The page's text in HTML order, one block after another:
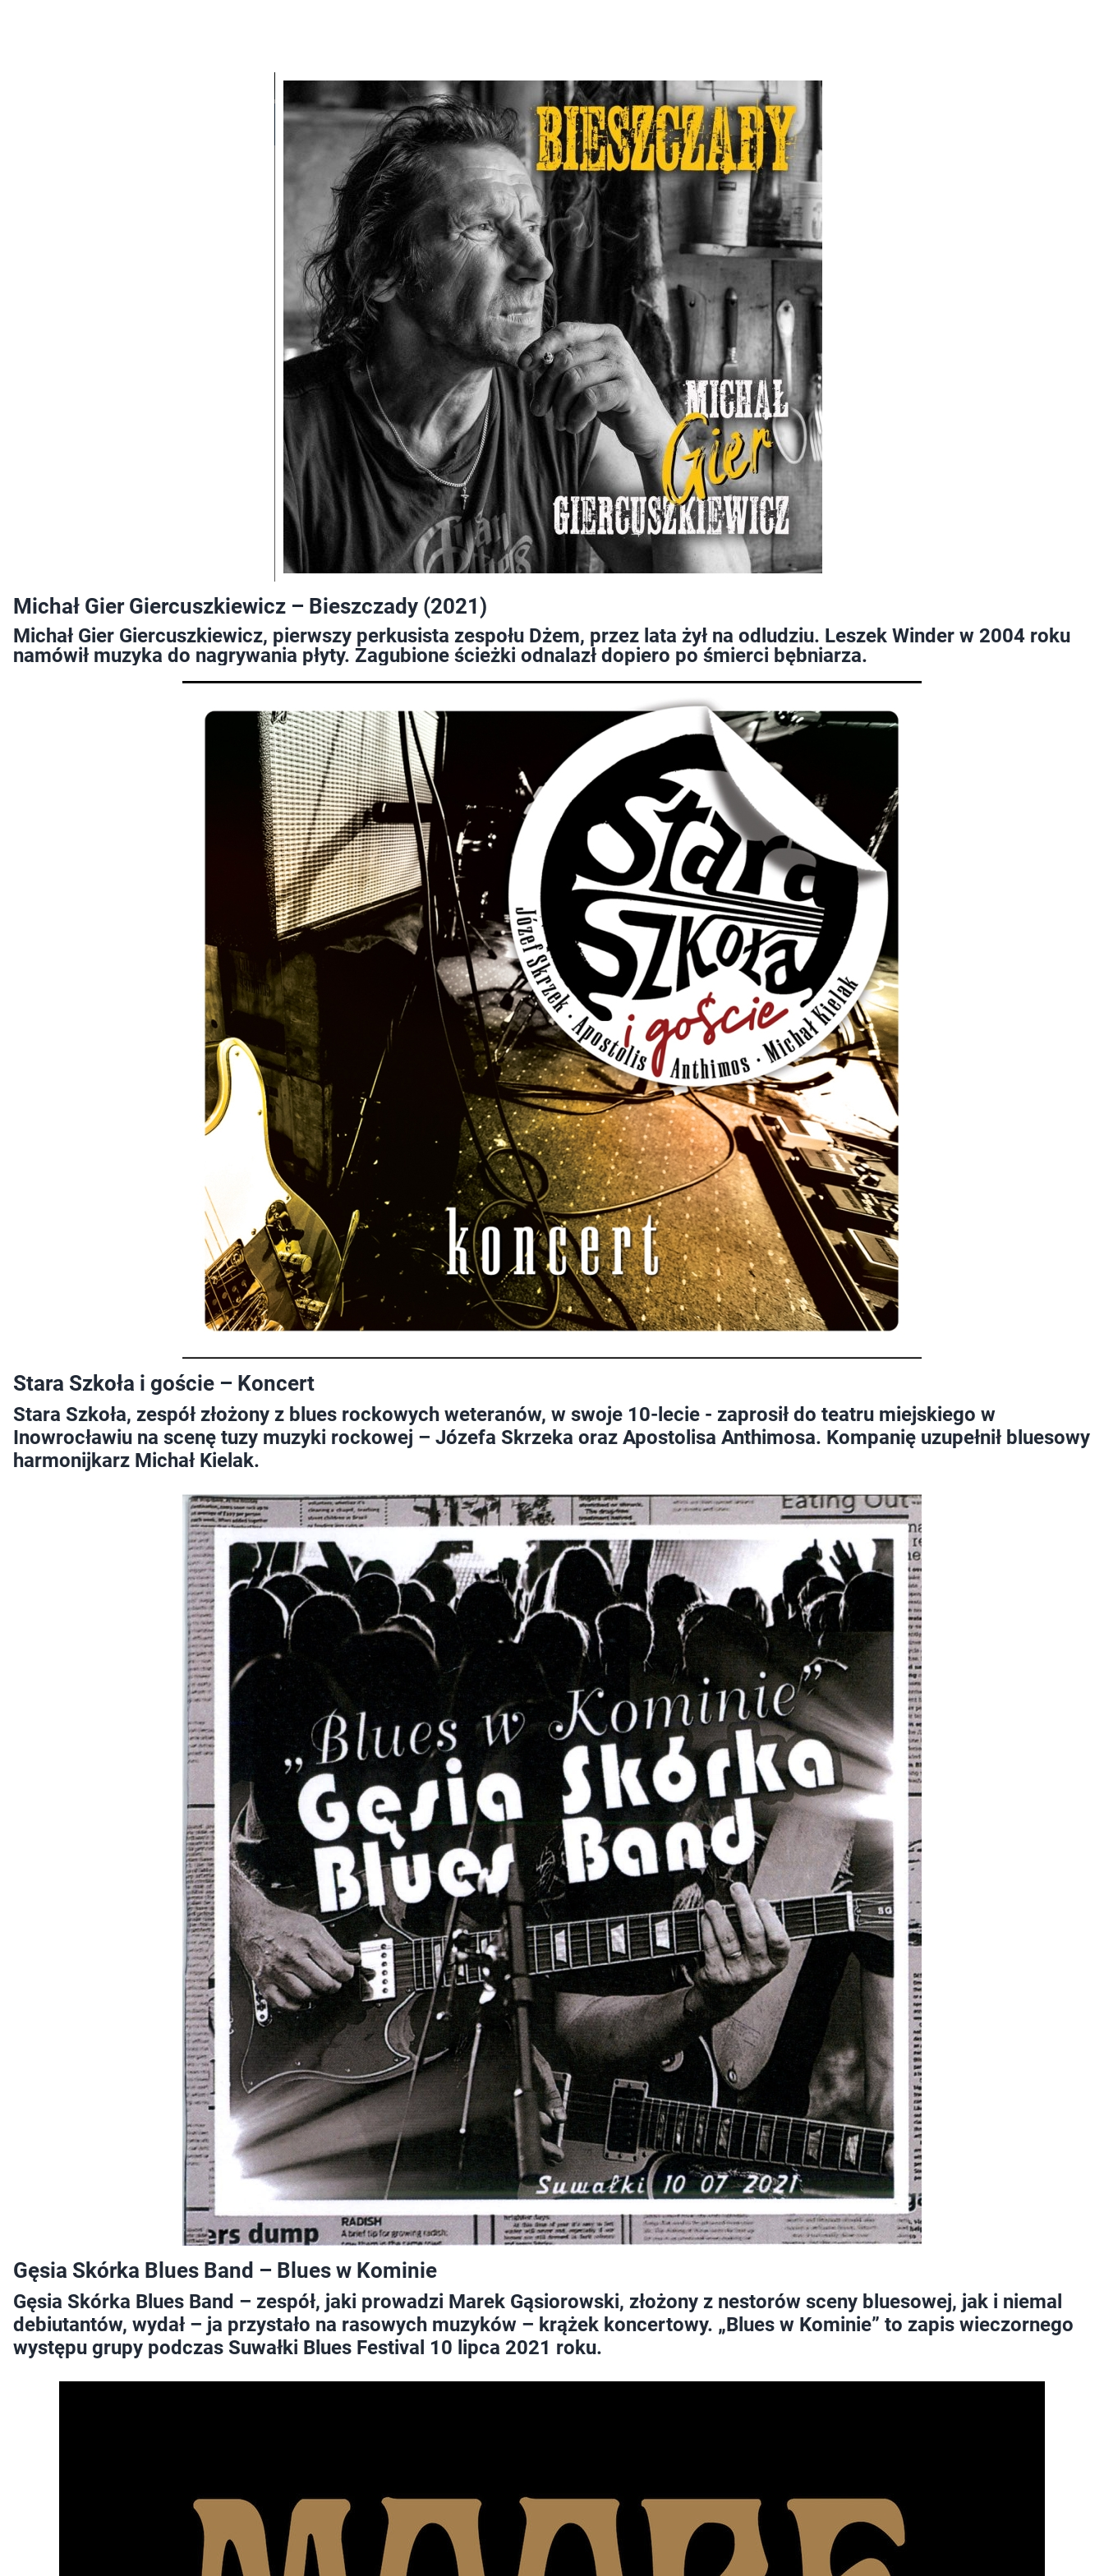
Michał Gier Giercuszkiewicz – Bieszczady (2021)
Michał Gier Giercuszkiewicz, pierwszy perkusista zespołu Dżem, przez lata żył na odludziu. Leszek Winder w 2004 roku
namówił muzyka do nagrywania płyty. Zagubione ścieżki odnalazł dopiero po śmierci bębniarza.
Stara Szkoła i goście – Koncert
Stara Szkoła, zespół złożony z blues rockowych weteranów, w swoje 10-lecie - zaprosił do teatru miejskiego w
Inowrocławiu na scenę tuzy muzyki rockowej – Józefa Skrzeka oraz Apostolisa Anthimosa. Kompanię uzupełnił bluesowy
harmonijkarz Michał Kielak.
Gęsia Skórka Blues Band – Blues w Kominie
Gęsia Skórka Blues Band – zespół, jaki prowadzi Marek Gąsiorowski, złożony z nestorów sceny bluesowej, jak i niemal
debiutantów, wydał – ja przystało na rasowych muzyków – krążek koncertowy. „Blues w Kominie” to zapis wieczornego
występu grupy podczas Suwałki Blues Festival 10 lipca 2021 roku.